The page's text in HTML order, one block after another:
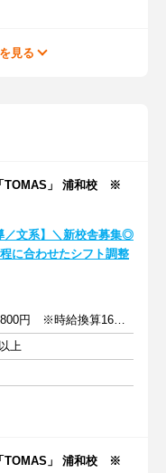
見る
TOMAS」 浦和校 ※
／文系】＼新校舎募集◎
に合わせたシフト調整
1コマ(90分)2400円～4800円 ※時給換算1600円～3200円
上
TOMAS」 浦和校 ※